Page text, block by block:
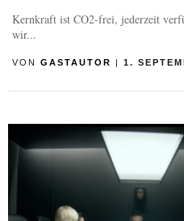
Kernkraft ist CO2-frei, jederzeit
wir...
VON GASTAUTOR 1.